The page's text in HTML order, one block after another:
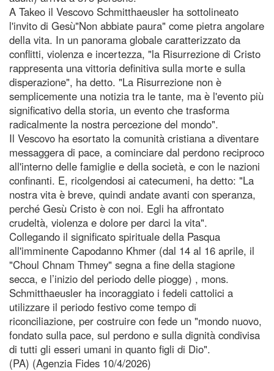
A Takeo il Vescovo Schmitthaeusler ha sottolineato
l'invito di Gesù"Non abbiate paura" come pietra angolare
della vita. In un panorama globale caratterizzato da
conflitti, violenza e incertezza, "la Risurrezione di Cristo
rappresenta una vittoria definitiva sulla morte e sulla
disperazione", ha detto. "La Risurrezione non è
semplicemente una notizia tra le tante, ma è l'evento più
significativo della storia, un evento che trasforma
radicalmente la nostra percezione del mondo".
Il Vescovo ha esortato la comunità cristiana a diventare
messaggera di pace, a cominciare dal perdono reciproco
all'interno delle famiglie e della società, e con le nazioni
confinanti. E, ricolgendosi ai catecumeni, ha detto: "La
nostra vita è breve, quindi andate avanti con speranza,
perché Gesù Cristo è con noi. Egli ha affrontato
crudeltà, violenza e dolore per darci la vita".
Collegando il significato spirituale della Pasqua
all'imminente Capodanno Khmer (dal 14 al 16 aprile, il
"Choul Chnam Thmey" segna a fine della stagione
secca, e l’inizio del periodo delle piogge) , mons.
Schmitthaeusler ha incoraggiato i fedeli cattolici a
utilizzare il periodo festivo come tempo di
riconciliazione, per costruire con fede un "mondo nuovo,
fondato sulla pace, sul perdono e sulla dignità condivisa
di tutti gli esseri umani in quanto figli di Dio".
(PA) (Agenzia Fides 10/4/2026)